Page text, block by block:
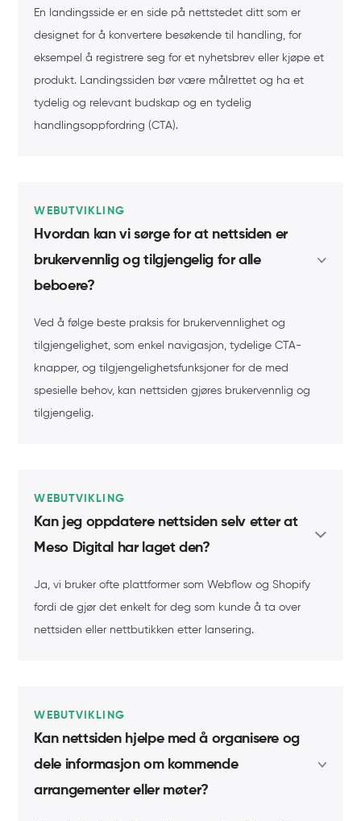
En landingsside er en side på nettstedet ditt som er
designet for å konvertere besøkende til handling, for
eksempel å registrere seg for et nyhetsbrev eller kjøpe et
produkt. Landingssiden bør være målrettet og ha et
tydelig og relevant budskap og en tydelig
handlingsoppfordring (CTA).
WEBUTVIKLING
Hvordan kan vi sørge for at nettsiden er
brukervennlig og tilgjengelig for alle
beboere?
Ved å følge beste praksis for brukervennlighet og
tilgjengelighet, som enkel navigasjon, tydelige CTA-
knapper, og tilgjengelighetsfunksjoner for de med
spesielle behov, kan nettsiden gjøres brukervennlig og
tilgjengelig.
WEBUTVIKLING
Kan jeg oppdatere nettsiden selv etter at
Meso Digital har laget den?
Ja, vi bruker ofte plattformer som Webflow og Shopify
fordi de gjør det enkelt for deg som kunde å ta over
nettsiden eller nettbutikken etter lansering.
WEBUTVIKLING
Kan nettsiden hjelpe med å organisere og
dele informasjon om kommende
arrangementer eller møter?